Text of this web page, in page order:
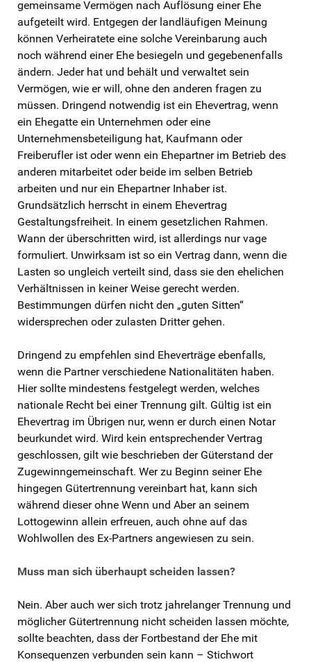
gemeinsame Vermögen nach Auflösung einer Ehe
aufgeteilt wird. Entgegen der landläufigen Meinung
können Verheiratete eine solche Vereinbarung auch
noch während einer Ehe besiegeln und gegebenenfalls
ändern. Jeder hat und behält und verwaltet sein
Vermögen, wie er will, ohne den anderen fragen zu
müssen. Dringend notwendig ist ein Ehevertrag, wenn
ein Ehegatte ein Unternehmen oder eine
Unternehmensbeteiligung hat, Kaufmann oder
Freiberufler ist oder wenn ein Ehepartner im Betrieb des
anderen mitarbeitet oder beide im selben Betrieb
arbeiten und nur ein Ehepartner Inhaber ist.
Grundsätzlich herrscht in einem Ehevertrag
Gestaltungsfreiheit. In einem gesetzlichen Rahmen.
Wann der überschritten wird, ist allerdings nur vage
formuliert. Unwirksam ist so ein Vertrag dann, wenn die
Lasten so ungleich verteilt sind, dass sie den ehelichen
Verhältnissen in keiner Weise gerecht werden.
Bestimmungen dürfen nicht den „guten Sitten“
widersprechen oder zulasten Dritter gehen.
Dringend zu empfehlen sind Eheverträge ebenfalls,
wenn die Partner verschiedene Nationalitäten haben.
Hier sollte mindestens festgelegt werden, welches
nationale Recht bei einer Trennung gilt. Gültig ist ein
Ehevertrag im Übrigen nur, wenn er durch einen Notar
beurkundet wird. Wird kein entsprechender Vertrag
geschlossen, gilt wie beschrieben der Güterstand der
Zugewinngemeinschaft. Wer zu Beginn seiner Ehe
hingegen Gütertrennung vereinbart hat, kann sich
während dieser ohne Wenn und Aber an seinem
Lottogewinn allein erfreuen, auch ohne auf das
Wohlwollen des Ex-Partners angewiesen zu sein.
Muss man sich überhaupt scheiden lassen?
Nein. Aber auch wer sich trotz jahrelanger Trennung und
möglicher Gütertrennung nicht scheiden lassen möchte,
sollte beachten, dass der Fortbestand der Ehe mit
Konsequenzen verbunden sein kann – Stichwort